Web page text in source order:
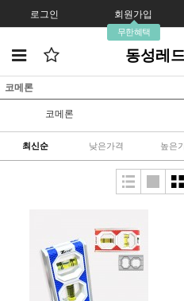
로그인 회원가입
무한혜택
동성레
코메론
코메론
최신순 낮은가격 높은